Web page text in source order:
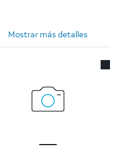
Mostrar más detalles